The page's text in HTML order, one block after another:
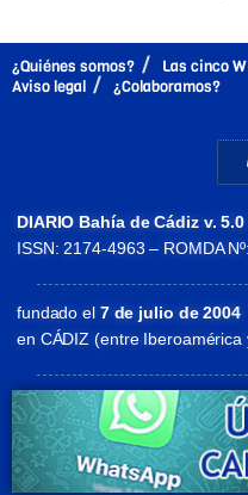
¿Quiénes somos? Las cinco
Aviso legal
¿Colaboramos?
DIARIO Bahía de Cádiz v. 5.0
ISSN: 2174-4963 – ROMDA
fundado el7 de julio de 2004
en CÁDIZ (entre Iberoamérica